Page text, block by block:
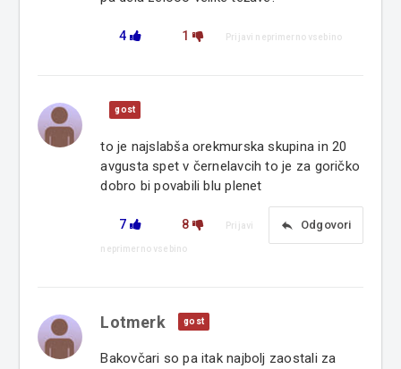
4 1 Prijavi neprimerno vsebino
gost
to je najslabša orekmurska skupina in 20
avgusta spet v černelavcih to je za goričko
dobro bi povabili blu plenet
7 8 reply Odgovori
Prijavi
neprimerno vsebino
Lotmerk gost
Bakovčari so pa itak najbolj zaostali za